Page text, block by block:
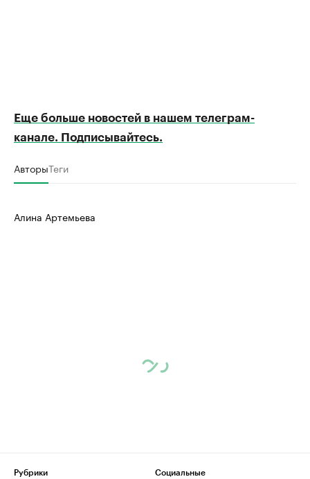
Еще больше новостей в нашем телеграм-
канале. Подписывайтесь.
АвторыТеги
Алина Артемьева
Рубрики
Социальные